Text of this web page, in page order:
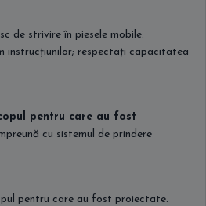
de strivire în piesele mobile.
instrucțiunilor; respectați capacitatea
pentru care au fost
cu sistemul de prindere
pentru care au fost proiectate.